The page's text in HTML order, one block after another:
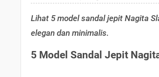
Lihat 5 model sandal jepit Nagita
elegan dan minimalis.
5 Model Sandal Jepit